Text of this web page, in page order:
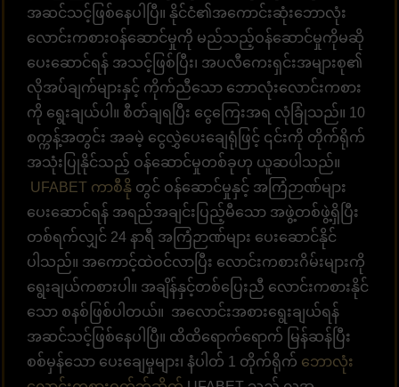
အဆင်သင့်ဖြစ်နေပါပြီ။ နိုင်ငံ၏အကောင်းဆုံးဘောလုံး
လောင်းကစားဝန်ဆောင်မှုကို မည်သည့်ဝန်ဆောင်မှုကိုမဆို
ပေးဆောင်ရန် အသင့်ဖြစ်ပြီး၊ အပလီကေးရှင်းအများစု၏
လိုအပ်ချက်များနှင့် ကိုက်ညီသော ဘောလုံးလောင်းကစား
ကို ရွေးချယ်ပါ။ စီတ်ချရပြီး ငွေကြေးအရ လုံခြုံသည်။ 10
စက္ကန့်အတွင်း အခမဲ့ ငွေလွှဲပေးချေရုံဖြင့် ၎င်းကို တိုက်ရိုက်
အသုံးပြုနိုင်သည့် ဝန်ဆောင်မှုတစ်ခုဟု ယူဆပါသည်။
UFABET ကာစီနို တွင် ဝန်ဆောင်မှုနှင့် အကြံဉာဏ်များ
ပေးဆောင်ရန် အရည်အချင်းပြည့်မီသော အဖွဲ့တစ်ဖွဲ့ရှိပြီး
တစ်ရက်လျှင် 24 နာရီ အကြံဉာဏ်များ ပေးဆောင်နိုင်
ပါသည်။ အကောင့်ထဲဝင်လာပြီး လောင်းကစားဂိမ်းများကို
ရွေးချယ်ကစားပါ။ အချိန်နှင့်တစ်ပြေးညီ လောင်းကစားနိုင်
သော စနစ်ဖြစ်ပါတယ်။ အလောင်းအစားရွေးချယ်ရန်
အဆင်သင့်ဖြစ်နေပါပြီ။ ထိထိရောက်ရောက် မြန်ဆန်ပြီး
စစ်မှန်သော ပေးချေမှုများ၊ နံပါတ် 1 တိုက်ရိုက် ဘောလုံး